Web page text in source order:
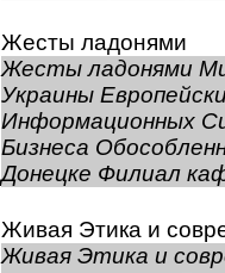
Жесты ладонями
Жесты ладонями
Украины
Информационных
Бизнеса
Донецке Филиал
Живая Этика и
Живая Этика и